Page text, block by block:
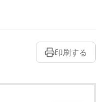
印刷する